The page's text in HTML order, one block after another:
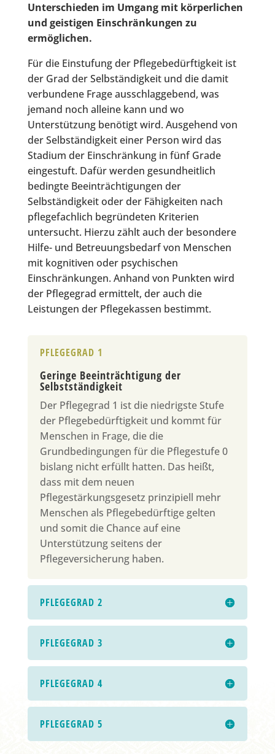
Unterschieden im Umgang mit körperlichen
und geistigen Einschränkungen zu
ermöglichen.
Für die Einstufung der Pflegebedürftigkeit ist
der Grad der Selbständigkeit und die damit
verbundene Frage ausschlaggebend, was
jemand noch alleine kann und wo
Unterstützung benötigt wird. Ausgehend von
der Selbständigkeit einer Person wird das
Stadium der Einschränkung in fünf Grade
eingestuft. Dafür werden gesundheitlich
bedingte Beeinträchtigungen der
Selbständigkeit oder der Fähigkeiten nach
pflegefachlich begründeten Kriterien
untersucht. Hierzu zählt auch der besondere
Hilfe- und Betreuungsbedarf von Menschen
mit kognitiven oder psychischen
Einschränkungen. Anhand von Punkten wird
der Pflegegrad ermittelt, der auch die
Leistungen der Pflegekassen bestimmt.
PFLEGEGRAD 1
Geringe Beeinträchtigung der
Selbstständigkeit
Der Pflegegrad 1 ist die niedrigste Stufe
der Pflegebedürftigkeit und kommt für
Menschen in Frage, die die
Grundbedingungen für die Pflegestufe 0
bislang nicht erfüllt hatten. Das heißt,
dass mit dem neuen
Pflegestärkungsgesetz prinzipiell mehr
Menschen als Pflegebedürftige gelten
und somit die Chance auf eine
Unterstützung seitens der
Pflegeversicherung haben.
PFLEGEGRAD 2
PFLEGEGRAD 3
PFLEGEGRAD 4
PFLEGEGRAD 5